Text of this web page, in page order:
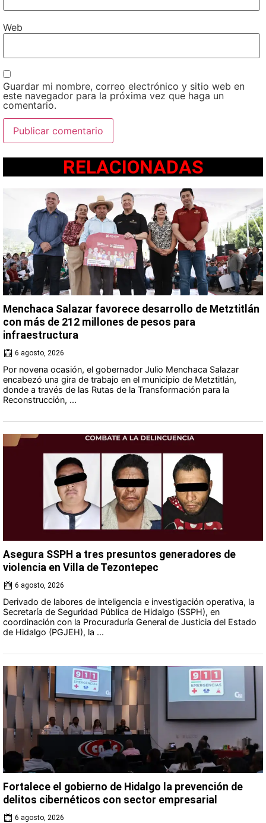
Web
Guardar mi nombre, correo electrónico y sitio web en
este navegador para la próxima vez que haga un
comentario.
RELACIONADAS
Menchaca Salazar favorece desarrollo de Metztitlán
con más de 212 millones de pesos para
infraestructura
6 agosto, 2026
Por novena ocasión, el gobernador Julio Menchaca Salazar
encabezó una gira de trabajo en el municipio de Metztitlán,
donde a través de las Rutas de la Transformación para la
Reconstrucción, ...
Asegura SSPH a tres presuntos generadores de
violencia en Villa de Tezontepec
6 agosto, 2026
Derivado de labores de inteligencia e investigación operativa, la
Secretaría de Seguridad Pública de Hidalgo (SSPH), en
coordinación con la Procuraduría General de Justicia del Estado
de Hidalgo (PGJEH), la ...
Fortalece el gobierno de Hidalgo la prevención de
delitos cibernéticos con sector empresarial
6 agosto, 2026